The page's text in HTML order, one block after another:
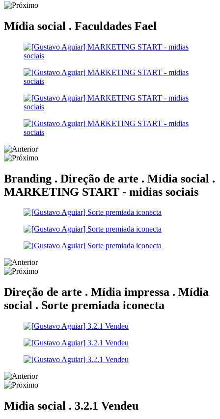
Mídia social . Faculdades Fael
Branding . Direção de arte . Mídia social .
MARKETING START - midias sociais
Direção de arte . Mídia impressa . Mídia
social . Sorte premiada iconecta
Mídia social . 3.2.1 Vendeu